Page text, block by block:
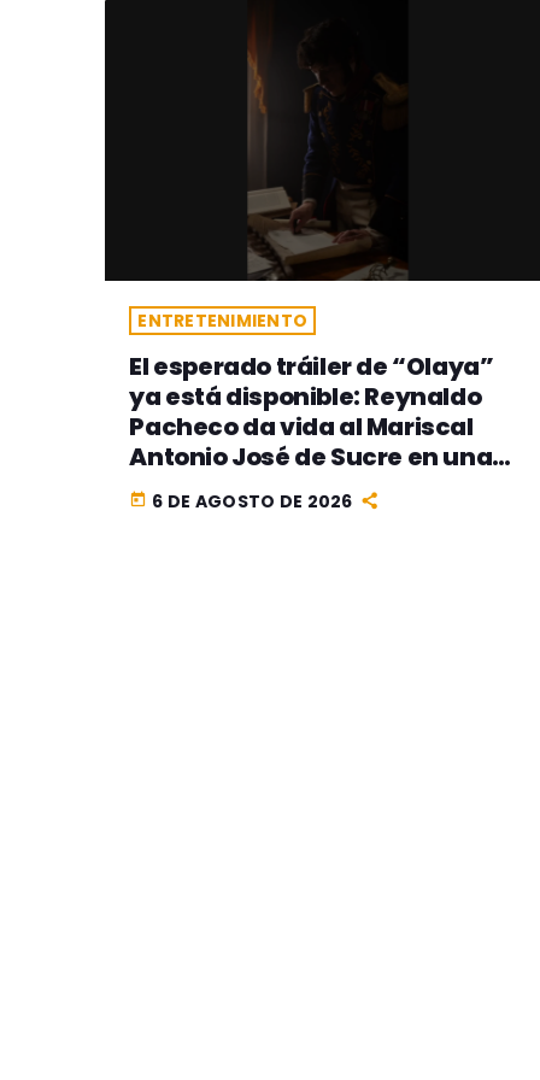
ENTRETENIMIENTO
El esperado tráiler de “Olaya”
ya está disponible: Reynaldo
Pacheco da vida al Mariscal
Antonio José de Sucre en una
de las producciones históricas
más ambiciosas del cine
today 6 DE AGOSTO DE 2026